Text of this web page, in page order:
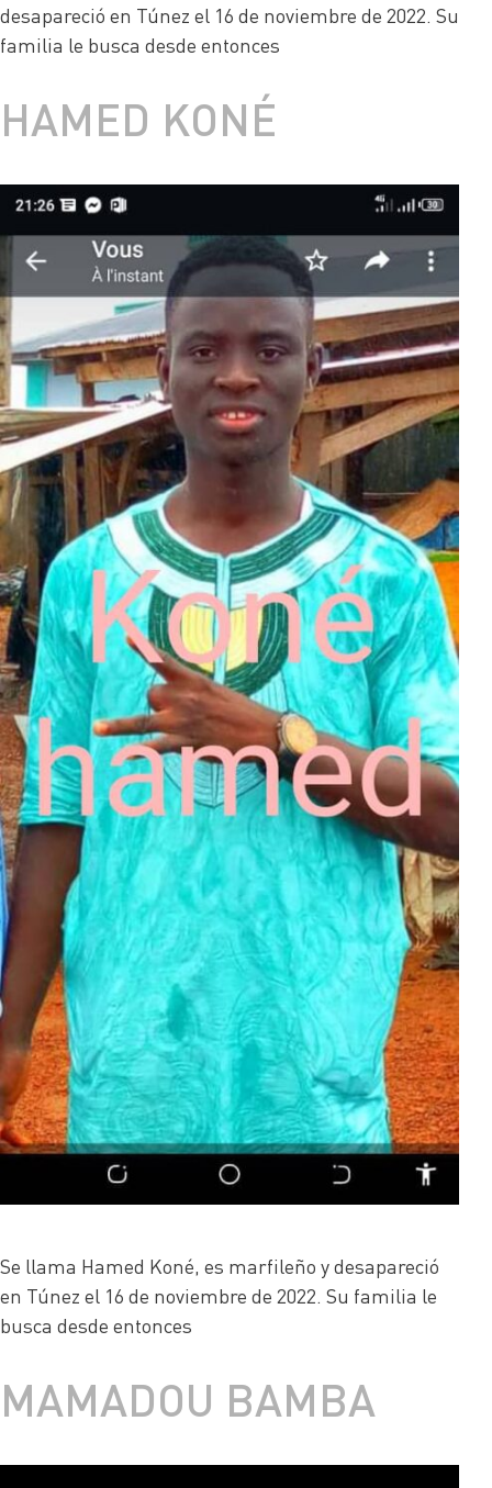
desapareció en Túnez el 16 de noviembre de 2022. Su
familia le busca desde entonces
HAMED KONÉ
Se llama Hamed Koné, es marfileño y desapareció
en Túnez el 16 de noviembre de 2022. Su familia le
busca desde entonces
MAMADOU BAMBA